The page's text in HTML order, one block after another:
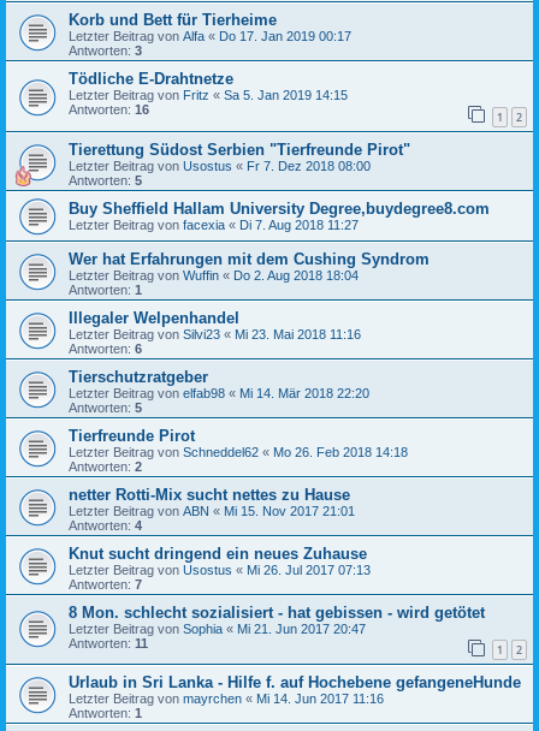
Korb und Bett für Tierheime
Letzter Beitrag von Alfa « Do 17. Jan 2019 00:17
Antworten: 3
Tödliche E-Drahtnetze
Letzter Beitrag von Fritz « Sa 5. Jan 2019 14:15
Antworten: 16 1 2
Tierettung Südost Serbien "Tierfreunde Pirot"
Letzter Beitrag von Usostus « Fr 7. Dez 2018 08:00
Antworten: 5
Buy Sheffield Hallam University Degree,buydegree8.com
Letzter Beitrag von facexia « Di 7. Aug 2018 11:27
Wer hat Erfahrungen mit dem Cushing Syndrom
Letzter Beitrag von Wuffin « Do 2. Aug 2018 18:04
Antworten: 1
Illegaler Welpenhandel
Letzter Beitrag von Silvi23 « Mi 23. Mai 2018 11:16
Antworten: 6
Tierschutzratgeber
Letzter Beitrag von elfab98 « Mi 14. Mär 2018 22:20
Antworten: 5
Tierfreunde Pirot
Letzter Beitrag von Schneddel62 « Mo 26. Feb 2018 14:18
Antworten: 2
netter Rotti-Mix sucht nettes zu Hause
Letzter Beitrag von ABN « Mi 15. Nov 2017 21:01
Antworten: 4
Knut sucht dringend ein neues Zuhause
Letzter Beitrag von Usostus « Mi 26. Jul 2017 07:13
Antworten: 7
8 Mon. schlecht sozialisiert - hat gebissen - wird getötet
Letzter Beitrag von Sophia « Mi 21. Jun 2017 20:47
Antworten: 11 1 2
Urlaub in Sri Lanka - Hilfe f. auf Hochebene gefangeneHunde
Letzter Beitrag von mayrchen « Mi 14. Jun 2017 11:16
Antworten: 1